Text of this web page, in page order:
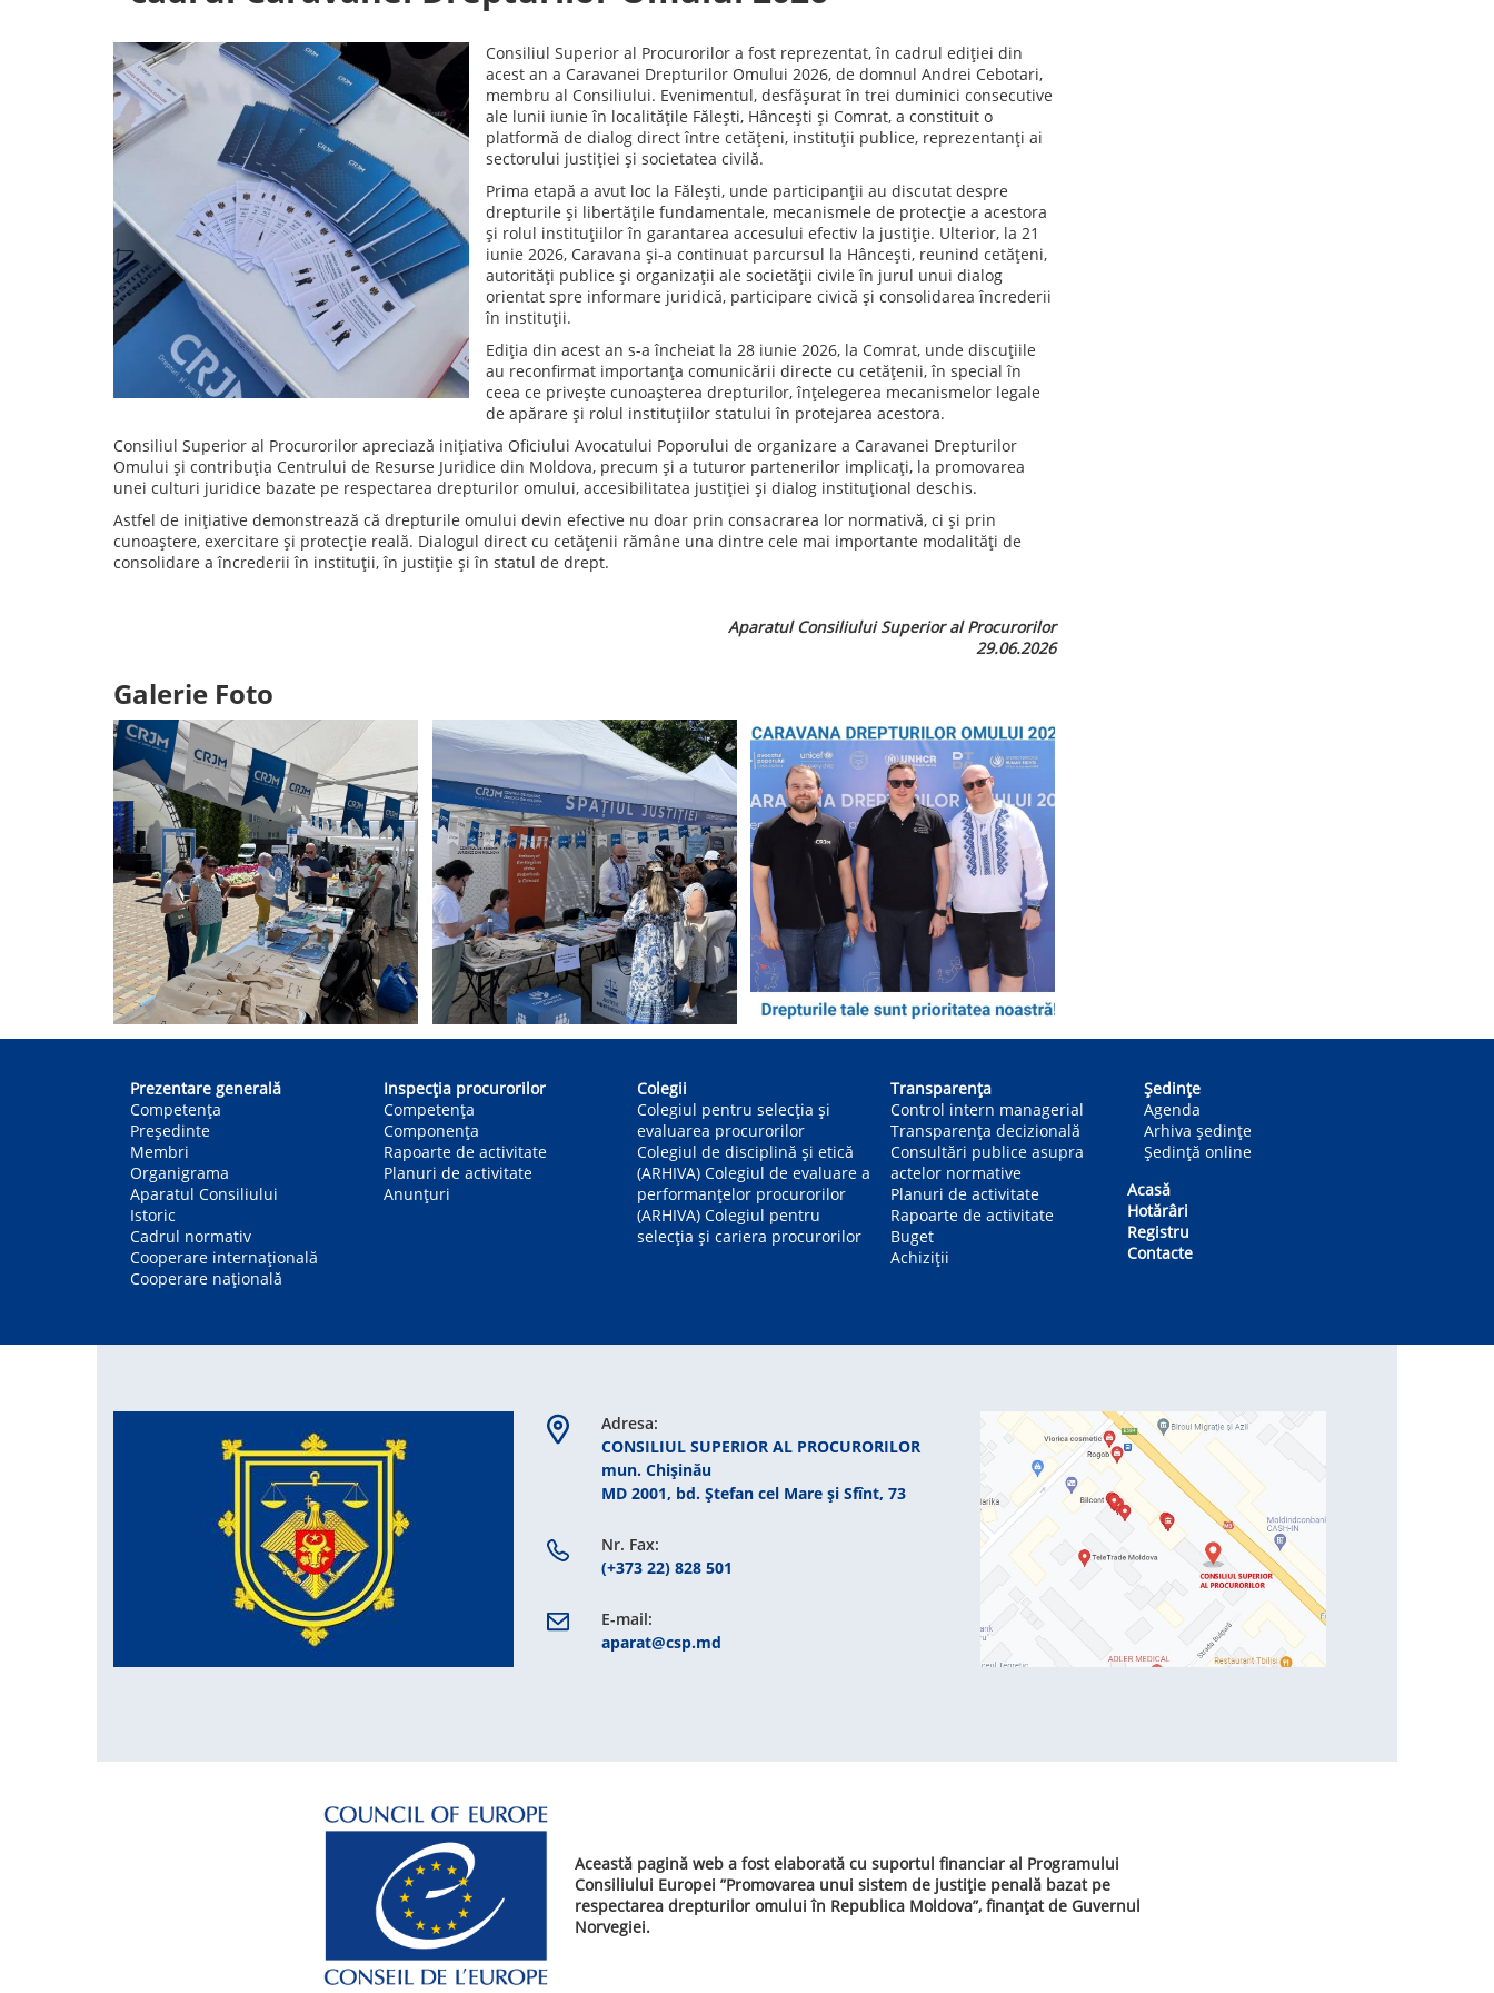
Consiliul Superior al Procurorilor a fost reprezentat, în cadrul ediției din
acest an a Caravanei Drepturilor Omului 2026, de domnul Andrei Cebotari,
membru al Consiliului. Evenimentul, desfășurat în trei duminici consecutive
ale lunii iunie în localitățile Fălești, Hâncești și Comrat, a constituit o
platformă de dialog direct între cetățeni, instituții publice, reprezentanți ai
sectorului justiției și societatea civilă.
Prima etapă a avut loc la Fălești, unde participanții au discutat despre
drepturile și libertățile fundamentale, mecanismele de protecție a acestora
și rolul instituțiilor în garantarea accesului efectiv la justiție. Ulterior, la 21
iunie 2026, Caravana și-a continuat parcursul la Hâncești, reunind cetățeni,
autorități publice și organizații ale societății civile în jurul unui dialog
orientat spre informare juridică, participare civică și consolidarea încrederii
în instituții.
Ediția din acest an s-a încheiat la 28 iunie 2026, la Comrat, unde discuțiile
au reconfirmat importanța comunicării directe cu cetățenii, în special în
ceea ce privește cunoașterea drepturilor, înțelegerea mecanismelor legale
de apărare și rolul instituțiilor statului în protejarea acestora.
Consiliul Superior al Procurorilor apreciază inițiativa Oficiului Avocatului Poporului de organizare a Caravanei Drepturilor
Omului și contribuția Centrului de Resurse Juridice din Moldova, precum și a tuturor partenerilor implicați, la promovarea
unei culturi juridice bazate pe respectarea drepturilor omului, accesibilitatea justiției și dialog instituțional deschis.
Astfel de inițiative demonstrează că drepturile omului devin efective nu doar prin consacrarea lor normativă, ci și prin
cunoaștere, exercitare și protecție reală. Dialogul direct cu cetățenii rămâne una dintre cele mai importante modalități de
consolidare a încrederii în instituții, în justiție și în statul de drept.
Aparatul Consiliului Superior al Procurorilor
29.06.2026
Galerie Foto
navigation
Prezentare generală
Competența
Președinte
Membri
Organigrama
Aparatul Consiliului
Istoric
Cadrul normativ
Cooperare internațională
Cooperare națională
Inspecția procurorilor
Competenţa
Componența
Rapoarte de activitate
Planuri de activitate
Anunțuri
Colegii
Colegiul pentru selecția și
evaluarea procurorilor
Colegiul de disciplină și etică
(ARHIVA) Colegiul de evaluare a
performanțelor procurorilor
(ARHIVA) Colegiul pentru
selecția și cariera procurorilor
Transparența
Control intern managerial
Transparența decizională
Consultări publice asupra
actelor normative
Planuri de activitate
Rapoarte de activitate
Buget
Achiziții
Ședințe
Agenda
Arhiva ședințe
Ședință online
Acasă
Hotărâri
Registru
Contacte
Adresa:
CONSILIUL SUPERIOR AL PROCURORILOR
mun. Chişinău
MD 2001, bd. Ștefan cel Mare şi Sfînt, 73
Nr. Fax:
(+373 22) 828 501
E-mail:
aparat@csp.md
Această pagină web a fost elaborată cu suportul financiar al Programului
Consiliului Europei ”Promovarea unui sistem de justiție penală bazat pe
respectarea drepturilor omului în Republica Moldova”, finanțat de Guvernul
Norvegiei.